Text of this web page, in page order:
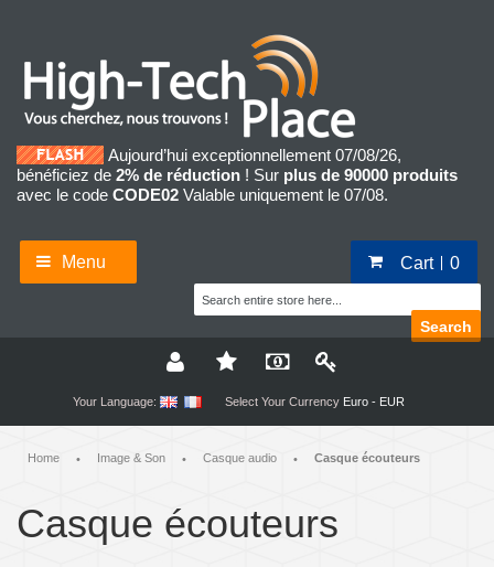
Aujourd’hui exceptionnellement 07/08/26,
bénéficiez de 2% de réduction ! Sur plus de 90000 produits
avec le code CODE02 Valable uniquement le 07/08.
Menu Cart 0
Search
Your Language: Select Your Currency Euro - EUR
Home • Image & Son • Casque audio • Casque écouteurs
Casque écouteurs